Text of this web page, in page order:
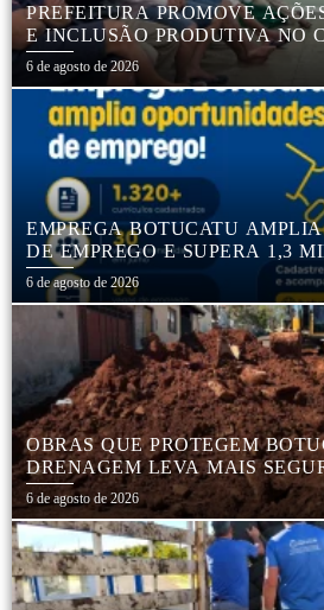
PREFEITURA PROMOVE
E INCLUSÃO PRODUTIVA NO
6 de agosto de 2026
EMPREGA BOTUCATU
DE EMPREGO E SUPERA 1,3
CADASTRADOS
6 de agosto de 2026
OBRAS QUE PROTEGEM
DRENAGEM LEVA MAIS
TRANQUILIDADE AOS
5
6 de agosto de 2026